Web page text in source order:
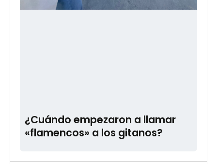
¿Cuándo empezaron a llamar
«flamencos» a los gitanos?